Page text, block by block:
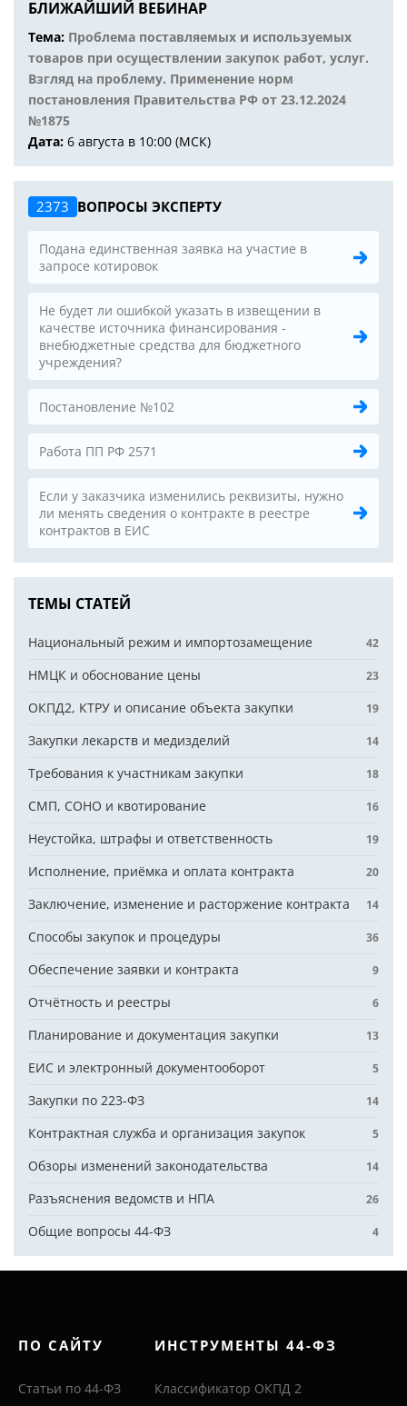
БЛИЖАЙШИЙ ВЕБИНАР
Тема: Проблема поставляемых и используемых
товаров при осуществлении закупок работ, услуг.
Взгляд на проблему. Применение норм
постановления Правительства РФ от 23.12.2024
№1875
Дата: 6 августа в 10:00 (МСК)
2373 ВОПРОСЫ ЭКСПЕРТУ
Подана единственная заявка на участие в
запросе котировок
Не будет ли ошибкой указать в извещении в
качестве источника финансирования -
внебюджетные средства для бюджетного
учреждения?
Постановление №102
Работа ПП РФ 2571
Если у заказчика изменились реквизиты, нужно
ли менять сведения о контракте в реестре
контрактов в ЕИС
ТЕМЫ СТАТЕЙ
Национальный режим и импортозамещение 42
НМЦК и обоснование цены 23
ОКПД2, КТРУ и описание объекта закупки 19
Закупки лекарств и медизделий 14
Требования к участникам закупки 18
СМП, СОНО и квотирование 16
Неустойка, штрафы и ответственность 19
Исполнение, приёмка и оплата контракта 20
Заключение, изменение и расторжение контракта 14
Способы закупок и процедуры 36
Обеспечение заявки и контракта 9
Отчётность и реестры 6
Планирование и документация закупки 13
ЕИС и электронный документооборот 5
Закупки по 223-ФЗ 14
Контрактная служба и организация закупок 5
Обзоры изменений законодательства 14
Разъяснения ведомств и НПА 26
Общие вопросы 44-ФЗ 4
ПО САЙТУ
Статьи по 44-ФЗ
ИНСТРУМЕНТЫ 44-ФЗ
Классификатор ОКПД 2